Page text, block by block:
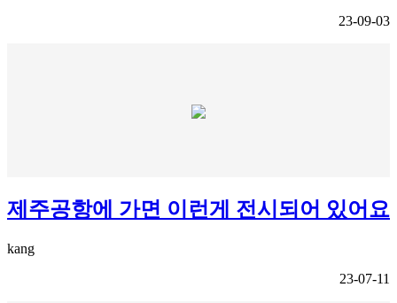
23-09-03
제주공항에 가면 이런게 전시되어 있어요
kang
23-07-11